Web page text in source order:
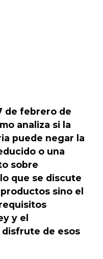
de febrero de
analiza si la
puede negar la
o una
sobre
que se discute
sino el
y el
de esos